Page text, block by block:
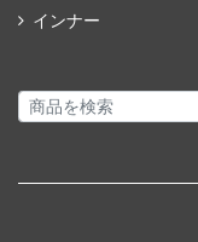
インナー